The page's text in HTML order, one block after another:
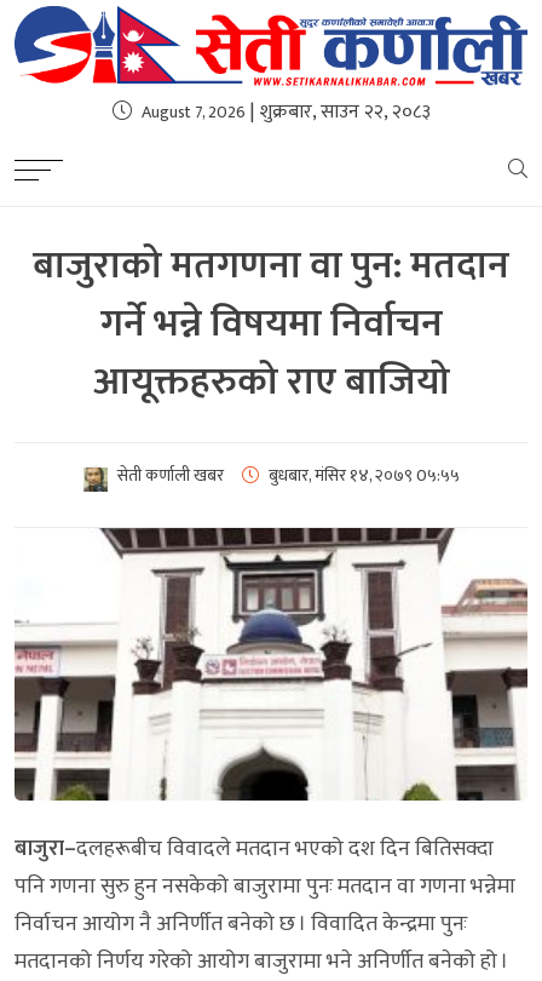
August 7, 2026 | शुक्रबार, साउन २२, २०८३
बाजुराको मतगणना वा पुन: मतदान
गर्ने भन्ने विषयमा निर्वाचन
आयूक्तहरुको राए बाजियो
सेती कर्णाली खबर बुधबार, मंसिर १४, २०७९0५:५५
बाजुरा–दलहरूबीच विवादले मतदान भएको दश दिन बितिसक्दा
पनि गणना सुरु हुन नसकेको बाजुरामा पुनः मतदान वा गणना भन्नेमा
निर्वाचन आयोग नै अनिर्णीत बनेको छ । विवादित केन्द्रमा पुनः
मतदानको निर्णय गरेको आयोग बाजुरामा भने अनिर्णीत बनेको हो ।